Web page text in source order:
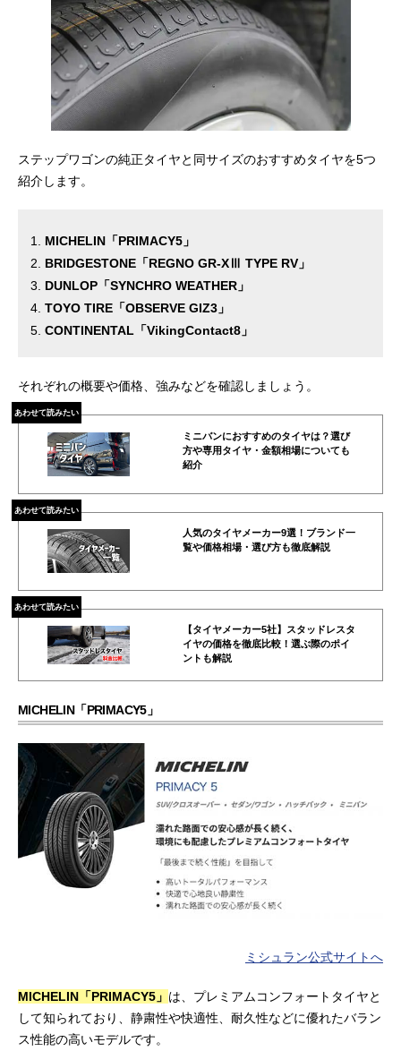
ステップワゴンの純正タイヤと同サイズのおすすめタイヤを5つ
紹介します。
MICHELIN「PRIMACY5」
BRIDGESTONE「REGNO GR-XⅢ TYPE RV」
DUNLOP「SYNCHRO WEATHER」
TOYO TIRE「OBSERVE GIZ3」
CONTINENTAL「VikingContact8」
それぞれの概要や価格、強みなどを確認しましょう。
あわせて読みたい
ミニバンにおすすめのタイヤは？選び
方や専用タイヤ・金額相場についても
紹介
あわせて読みたい
人気のタイヤメーカー9選！ブランド一
覧や価格相場・選び方も徹底解説
あわせて読みたい
【タイヤメーカー5社】スタッドレスタ
イヤの価格を徹底比較！選ぶ際のポイ
ントも解説
MICHELIN「PRIMACY5」
ミシュラン公式サイトへ
MICHELIN「PRIMACY5」 は、プレミアムコンフォートタイヤと
して知られており、静粛性や快適性、耐久性などに優れたバラン
ス性能の高いモデルです。